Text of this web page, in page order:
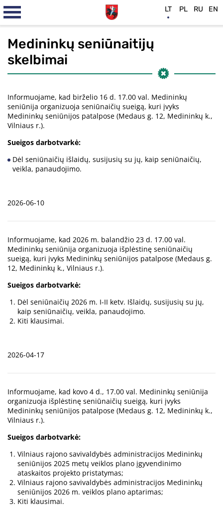
Medininkų seniūnaitijų
skelbimai
Informuojame, kad birželio 16 d. 17.00 val. Medininkų
seniūnija organizuoja seniūnaičių sueigą, kuri įvyks
Medininkų seniūnijos patalpose (Medaus g. 12, Medininkų k.,
Vilniaus r.).
Sueigos darbotvarkė:
Dėl seniūnaičių išlaidų, susijusių su jų, kaip seniūnaičių,
veikla, panaudojimo.
2026-06-10
Informuojame, kad 2026 m. balandžio 23 d. 17.00 val.
Medininkų seniūnija organizuoja išplėstinę seniūnaičių
sueigą, kuri įvyks Medininkų seniūnijos patalpose (Medaus g.
12, Medininkų k., Vilniaus r.).
Sueigos darbotvarkė:
Dėl seniūnaičių 2026 m. I-II ketv. Išlaidų, susijusių su jų,
kaip seniūnaičių, veikla, panaudojimo.
Kiti klausimai.
2026-04-17
Informuojame, kad kovo 4 d., 17.00 val. Medininkų seniūnija
organizuoja išplėstinę seniūnaičių sueigą, kuri įvyks
Medininkų seniūnijos patalpose (Medaus g. 12, Medininkų k.,
Vilniaus r.).
Sueigos darbotvarkė:
Vilniaus rajono savivaldybės administracijos Medininkų
seniūnijos 2025 metų veiklos plano įgyvendinimo
ataskaitos projekto pristatymas;
Vilniaus rajono savivaldybės administracijos Medininkų
seniūnijos 2026 m. veiklos plano aptarimas;
Kiti klausimai.
LT PL RU EN